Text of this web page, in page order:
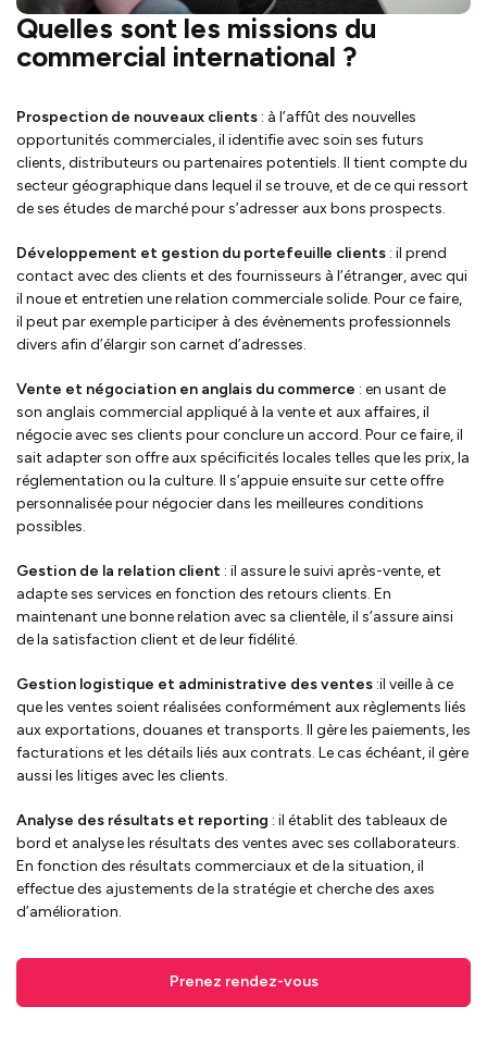
Quelles sont les missions du
commercial international ?
Prospection de nouveaux clients : à l’affût des nouvelles
opportunités commerciales, il identifie avec soin ses futurs
clients, distributeurs ou partenaires potentiels. Il tient compte du
secteur géographique dans lequel il se trouve, et de ce qui ressort
de ses études de marché pour s’adresser aux bons prospects.
Développement et gestion du portefeuille clients : il prend
contact avec des clients et des fournisseurs à l’étranger, avec qui
il noue et entretien une relation commerciale solide. Pour ce faire,
il peut par exemple participer à des évènements professionnels
divers afin d’élargir son carnet d’adresses.
Vente et négociation en anglais du commerce : en usant de
son anglais commercial appliqué à la vente et aux affaires, il
négocie avec ses clients pour conclure un accord. Pour ce faire, il
sait adapter son offre aux spécificités locales telles que les prix, la
réglementation ou la culture. Il s’appuie ensuite sur cette offre
personnalisée pour négocier dans les meilleures conditions
possibles.
Gestion de la relation client : il assure le suivi après-vente, et
adapte ses services en fonction des retours clients. En
maintenant une bonne relation avec sa clientèle, il s’assure ainsi
de la satisfaction client et de leur fidélité.
Gestion logistique et administrative des ventes :il veille à ce
que les ventes soient réalisées conformément aux règlements liés
aux exportations, douanes et transports. Il gère les paiements, les
facturations et les détails liés aux contrats. Le cas échéant, il gère
aussi les litiges avec les clients.
Analyse des résultats et reporting : il établit des tableaux de
bord et analyse les résultats des ventes avec ses collaborateurs.
En fonction des résultats commerciaux et de la situation, il
effectue des ajustements de la stratégie et cherche des axes
d’amélioration.
Prenez rendez-vous